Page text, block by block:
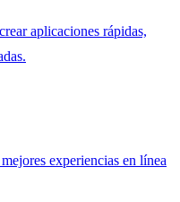
aplicaciones rápidas,
experiencias en línea